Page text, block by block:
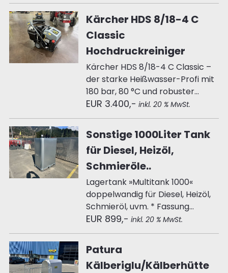
Kärcher HDS 8/18-4 C
Classic
Hochdruckreiniger
Kärcher HDS 8/18-4 C Classic –
der starke Heißwasser-Profi mit
180 bar, 80 °C und robuster...
EUR 3.400,- inkl. 20 % MwSt.
Sonstige 1000Liter Tank
für Diesel, Heizöl,
Schmieröle..
Lagertank »Multitank 1000«
doppelwandig für Diesel, Heizöl,
Schmieröl, uvm. * Fassung...
EUR 899,- inkl. 20 % MwSt.
Patura
Kälberiglu/Kälberhütte